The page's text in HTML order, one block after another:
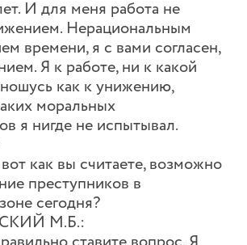
И для меня работа не
Нерациональным
времени, я с вами согласен,
Я к работе, ни к какой
как к унижению,
моральных
я нигде не испытывал.
как вы считаете, возможно
преступников в
сегодня?
М.Б.: